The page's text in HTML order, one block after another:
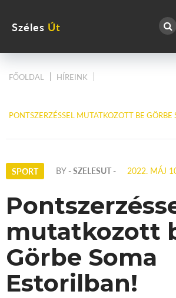
Széles Út
FŐOLDAL HÍREINK
PONTSZERZÉSSEL MUTATKOZOTT BE
SPORT BY- SZELESUT - 2022. MÁJ
mutatkozott
Görbe Soma
Estorilban!